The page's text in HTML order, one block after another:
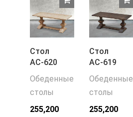
Стол
АС-620
Обеденные
столы
255,200
Стол
АС-619
Обеденные
столы
255,200